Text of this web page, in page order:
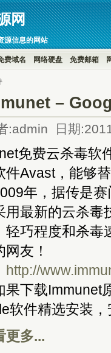
网
源信息的网站
费域名 网络硬盘 免费邮箱
–
:admin 日期
免费云杀毒软
件Avast，能够
年，据传是
用最新的云杀毒
轻巧程度和杀毒
友！
http://
载Immunet原
软件精选安装
更多...